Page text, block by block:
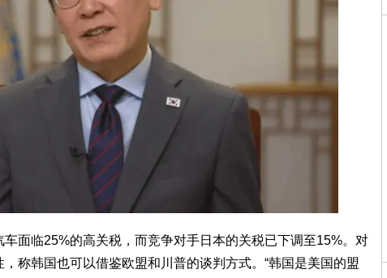
面临25%的高关税，而竞争对手日本的关税已下调至15%。对
称韩国也可以借鉴欧盟和川普的谈判方式。“韩国是美国的盟